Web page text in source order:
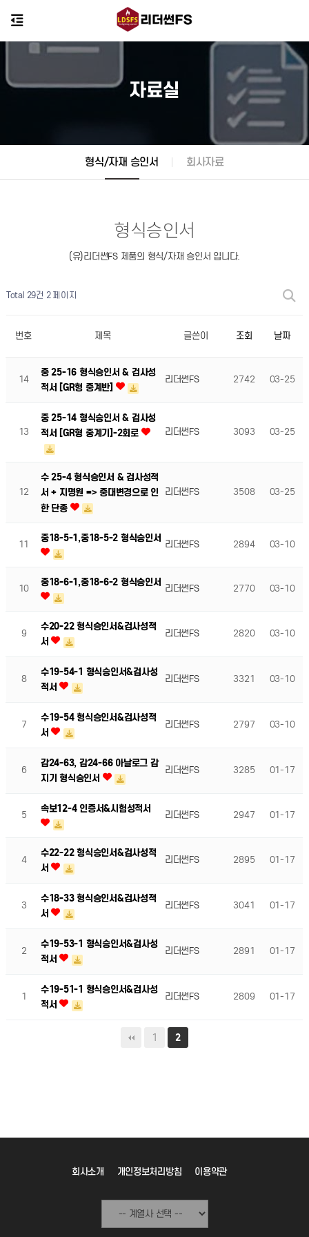
형식/자재 승인서 회사자료
자료실
형식승인서
(유)리더썬FS 제품의 형식/자재 승인서 입니다.
Total 29건 2 페이지
번호 제목 글쓴이 조회 날짜
14
중 25-16 형식승인서 & 검사성
적서 [GR형 중계반]
리더썬FS 2742 03-25
13
중 25-14 형식승인서 & 검사성
적서 [GR형 중계기]-2회로
리더썬FS 3093 03-25
12
수 25-4 형식승인서 & 검사성적
서 + 지명원 => 중대변경으로 인
한 단종
리더썬FS 3508 03-25
11
중18-5-1,중18-5-2 형식승인서
리더썬FS 2894 03-10
10
중18-6-1,중18-6-2 형식승인서
리더썬FS 2770 03-10
9
수20-22 형식승인서&검사성적
서
리더썬FS 2820 03-10
8
수19-54-1 형식승인서&검사성
적서
리더썬FS 3321 03-10
7
수19-54 형식승인서&검사성적
서
리더썬FS 2797 03-10
6
감24-63, 감24-66 아날로그 감
지기 형식승인서
리더썬FS 3285 01-17
5
속보12-4 인증서&시험성적서
리더썬FS 2947 01-17
4
수22-22 형식승인서&검사성적
서
리더썬FS 2895 01-17
3
수18-33 형식승인서&검사성적
서
리더썬FS 3041 01-17
2
수19-53-1 형식승인서&검사성
적서
리더썬FS 2891 01-17
1
수19-51-1 형식승인서&검사성
적서
리더썬FS 2809 01-17
1 2
회사소개 개인정보처리방침 이용약관